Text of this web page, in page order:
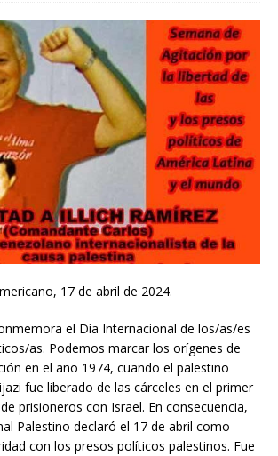
17 de abril de 2024.
el Día Internacional de los/as/es
as. Podemos marcar los orígenes de
en el año 1974, cuando el palestino
fue liberado de las cárceles en el primer
prisioneros con Israel. En consecuencia,
Palestino declaró el 17 de abril como
con los presos políticos palestinos. Fue